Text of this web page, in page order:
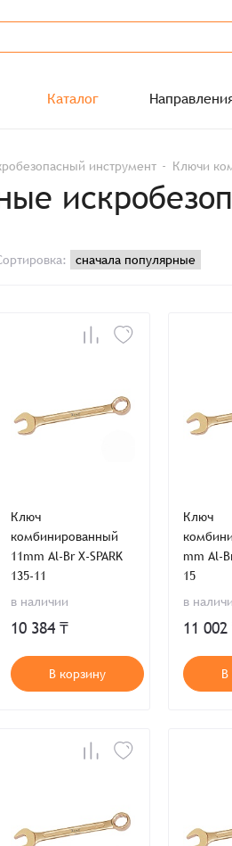
Каталог
инструмент Ключи
Ключ
комбинированный
11mm Al-Br X-SPARK
135-11
в наличии
10 384 ₸
В корзину
Ключ
mm Al-
15
в
11 002
В